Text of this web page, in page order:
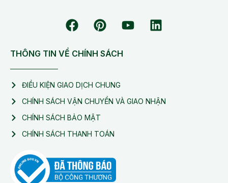
THÔNG TIN VỀ CHÍNH SÁCH
ĐIỀU KIỆN GIAO DỊCH CHUNG
CHÍNH SÁCH VẬN CHUYỂN VÀ GIAO NHẬN
CHÍNH SÁCH BẢO MẬT
CHÍNH SÁCH THANH TOÁN